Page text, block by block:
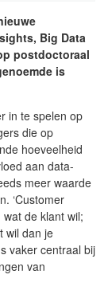
Big Data
postdoctoraal
is
in te spelen op
die op
hoeveelheid
aan data-
meer waarde
‘Customer
de klant wil;
wil dan je
vaker centraal bij
van